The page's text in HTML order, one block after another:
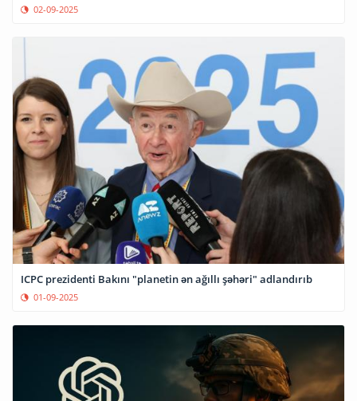
02-09-2025
ICPC prezidenti Bakını "planetin ən ağıllı şəhəri" adlandırıb
01-09-2025